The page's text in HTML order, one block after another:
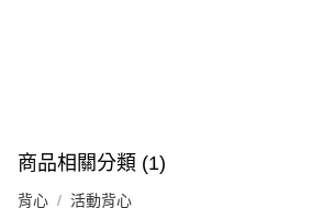
商品相關分類 (1)
背心 活動背心